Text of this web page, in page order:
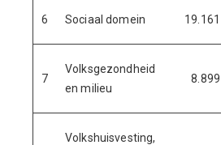
6 Sociaal domein 19.161
7
Volksgezondheid
en milieu
8.899
Volkshuisvesting,